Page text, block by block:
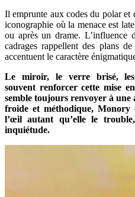
Il emprunte aux codes du polar et
iconographie où la menace est
ou après un drame. L’influence
cadrages rappellent des plans
accentuent le caractère
Le miroir, le verre brisé, les
souvent renforcer cette mise
semble toujours renvoyer à
froide et méthodique,
l’œil autant qu’elle le
inquiétude.